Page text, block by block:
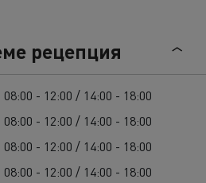
рецепция
08:00 - 12:00 / 14:00 - 18:00
08:00 - 12:00 / 14:00 - 18:00
08:00 - 12:00 / 14:00 - 18:00
08:00 - 12:00 / 14:00 - 18:00